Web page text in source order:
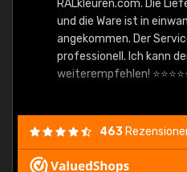
RALkleuren.com. Die
und die Ware ist in
angekommen. Der
professionell. Ich kann
weiterempfehlen!
463